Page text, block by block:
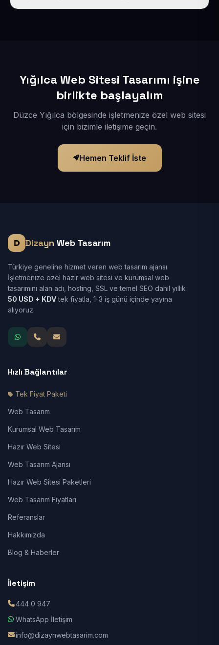
Yığılca Web Sitesi Tasarımı işine
birlikte başlayalım
Düzce Yığılca bölgesinde işletmenize özel web sitesi
için bizimle iletişime geçin.
Hemen Teklif İste
Dizayn Web Tasarım
Türkiye geneline hizmet veren web tasarım ajansı.
İşletmenize özel hazır web sitesi ve kurumsal web
tasarımını alan adı, hosting, SSL ve temel SEO dahil yıllık
50 USD + KDVtek fiyatla, 1-3 iş günü içinde yayına
alıyoruz.
Hızlı Bağlantılar
Tek Fiyat Paketi
Web Tasarım
Kurumsal Web Tasarım
Hazır Web Sitesi
Web Tasarım Ajansı
Hazır Web Sitesi Paketleri
Web Tasarım Fiyatları
Referanslar
Hakkımızda
Blog & Haberler
İletişim
444 0 947
WhatsApp İletişim
info@dizaynwebtasarim.com